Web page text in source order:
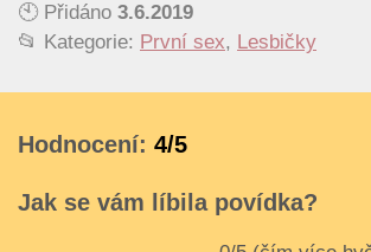
🕙 Přidáno 3.6.2019
📂 Kategorie: První sex, Lesbičky
Hodnocení: 4/5
Jak se vám líbila povídka?